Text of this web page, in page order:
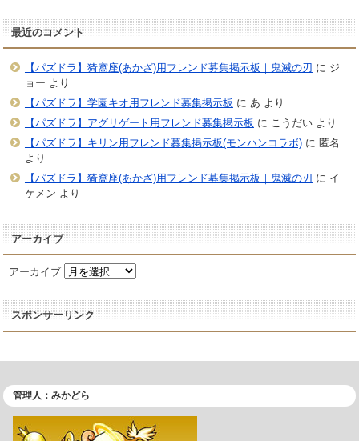
最近のコメント
【パズドラ】猗窩座(あかざ)用フレンド募集掲示板｜鬼滅の刃 に ジ
ョー より
【パズドラ】学園キオ用フレンド募集掲示板 に あ より
【パズドラ】アグリゲート用フレンド募集掲示板 に こうだいより
【パズドラ】キリン用フレンド募集掲示板(モンハンコラボ)に 匿名
より
【パズドラ】猗窩座(あかざ)用フレンド募集掲示板｜鬼滅の刃 に イ
ケメン より
アーカイブ
アーカイブ
スポンサーリンク
管理人：みかどら